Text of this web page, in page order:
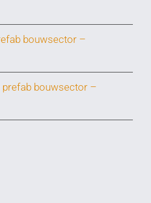
bouwsector –
bouwsector –